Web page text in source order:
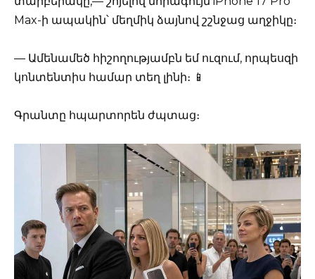
Max-ի ապակին՝ մեղմիկ ձայնով շշնջաց աղջիկը։
— Ամենամեծ հիշողությամբն եմ ուզում, որպեսզի
կոնտենտիս համար տեղ լինի։ 📱
Գրանտը հպարտորեն ժպտաց։